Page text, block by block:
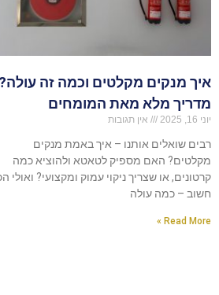
איך מנקים מקלטים וכמה זה עולה?
מדריך מלא מאת המומחים
יוני 16, 2025 אין תגובות
רבים שואלים אותנו – איך באמת מנקים
מקלטים? האם מספיק לטאטא ולהוציא כמה
קרטונים, או שצריך ניקוי עמוק ומקצועי? ואולי
חשוב – כמה עולה
Read More »